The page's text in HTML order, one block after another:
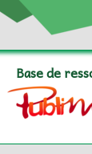
Base de